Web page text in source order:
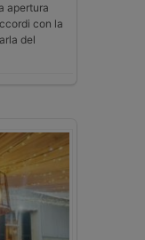
apertura
con la
del